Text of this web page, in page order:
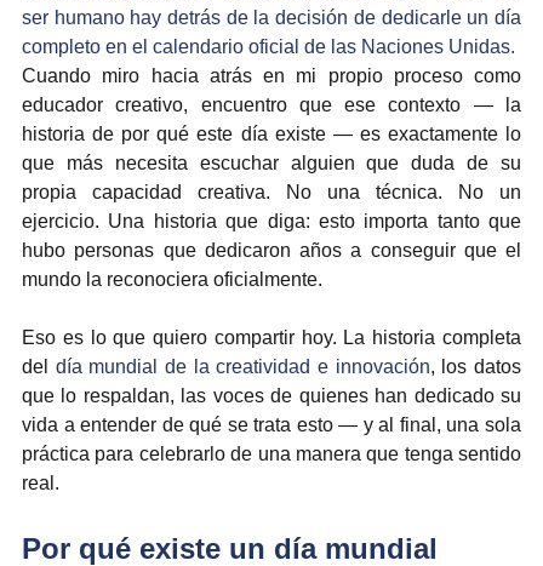
ser humano hay detrás de la decisión de dedicarle un día
completo en el calendario oficial de las Naciones Unidas.
Cuando miro hacia atrás en mi propio proceso como
educador creativo, encuentro que ese contexto — la
historia de por qué este día existe — es exactamente lo
que más necesita escuchar alguien que duda de su
propia capacidad creativa. No una técnica. No un
ejercicio. Una historia que diga: esto importa tanto que
hubo personas que dedicaron años a conseguir que el
mundo la reconociera oficialmente.
Eso es lo que quiero compartir hoy. La historia completa
del día mundial de la creatividad e innovación, los datos
que lo respaldan, las voces de quienes han dedicado su
vida a entender de qué se trata esto — y al final, una sola
práctica para celebrarlo de una manera que tenga sentido
real.
Por qué existe un día mundial